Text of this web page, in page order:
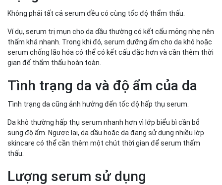
Không phải tất cả serum đều có cùng tốc độ thẩm thấu.
Ví dụ, serum trị mụn cho da dầu thường có kết cấu mỏng nhẹ nên
thấm khá nhanh. Trong khi đó, serum dưỡng ẩm cho da khô hoặc
serum chống lão hóa có thể có kết cấu đặc hơn và cần thêm thời
gian để thẩm thấu hoàn toàn.
Tình trạng da và độ ẩm của da
Tình trạng da cũng ảnh hưởng đến tốc độ hấp thụ serum.
Da khô thường hấp thụ serum nhanh hơn vì lớp biểu bì cần bổ
sung độ ẩm. Ngược lại, da dầu hoặc da đang sử dụng nhiều lớp
skincare có thể cần thêm một chút thời gian để serum thẩm
thấu.
Lượng serum sử dụng